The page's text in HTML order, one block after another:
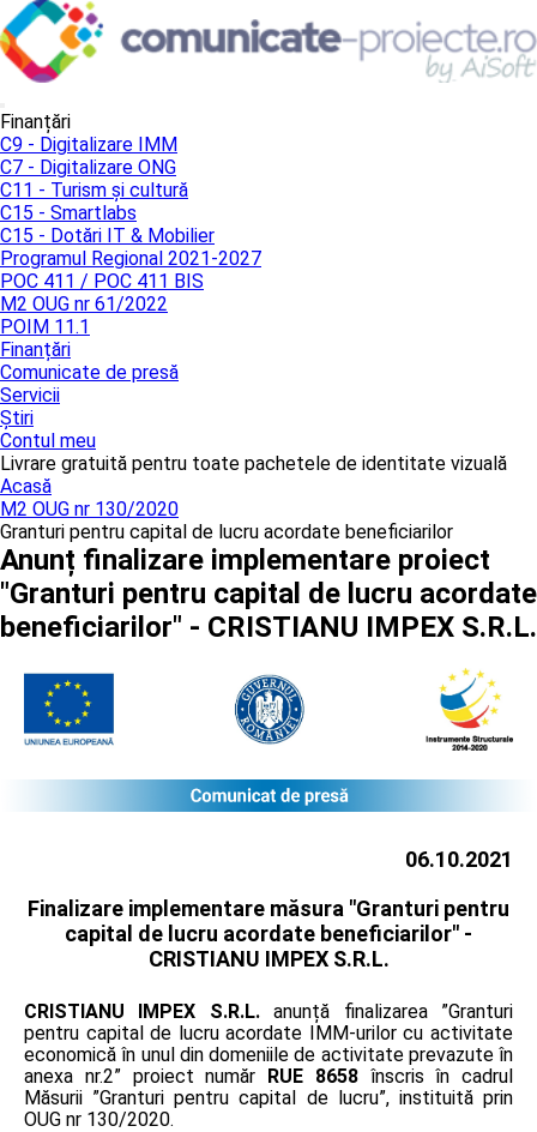
Finanțări
C9 - Digitalizare IMM
C7 - Digitalizare ONG
C11 - Turism și cultură
C15 - Smartlabs
C15 - Dotări IT & Mobilier
Programul Regional 2021-2027
POC 411 / POC 411 BIS
M2 OUG nr 61/2022
POIM 11.1
Finanțări
Comunicate de presă
Servicii
Știri
Contul meu
Livrare gratuită pentru toate pachetele de identitate vizuală
Acasă
M2 OUG nr 130/2020
Granturi pentru capital de lucru acordate beneficiarilor
Anunț finalizare implementare proiect
"Granturi pentru capital de lucru acordate
beneficiarilor" - CRISTIANU IMPEX S.R.L.
06.10.2021
Finalizare implementare măsura "Granturi pentru
capital de lucru acordate beneficiarilor" -
CRISTIANU IMPEX S.R.L.
CRISTIANU IMPEX S.R.L.anunță finalizarea ”Granturi
pentru capital de lucru acordate IMM-urilor cu activitate
economică în unul din domeniile de activitate prevazute în
anexa nr.2” proiect număr RUE 8658înscris în cadrul
Măsurii ”Granturi pentru capital de lucru”, instituită prin
OUG nr 130/2020.